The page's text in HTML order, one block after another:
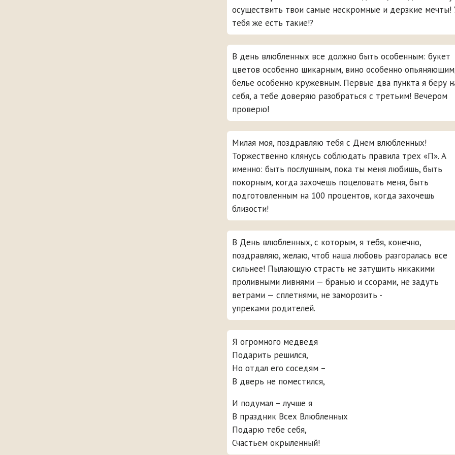
осуществить твои самые нескромные и дерзкие мечты!
тебя же есть такие!?
В день влюбленных все должно быть особенным: букет
цветов особенно шикарным, вино особенно
белье особенно кружевным. Первые два пункта я беру
себя, а тебе доверяю разобраться с третьим! Вечером
проверю!
Милая моя, поздравляю тебя с Днем влюбленных!
Торжественно клянусь соблюдать правила трех «П». А
именно: быть послушным, пока ты меня любишь, быть
покорным, когда захочешь поцеловать меня, быть
подготовленным на 100 процентов, когда захочешь
близости!
В День влюбленных, с которым, я тебя, конечно,
поздравляю, желаю, чтоб наша любовь разгоралась все
сильнее! Пылающую страсть не затушить никакими
проливными ливнями — бранью и ссорами, не задуть
ветрами — сплетнями, не заморозить -
упреками родителей.
Я огромного медведя
Подарить решился,
Но отдал его соседям –
В дверь не поместился,
И подумал – лучше я
В праздник Всех Влюбленных
Подарю тебе себя,
Счастьем окрыленный!